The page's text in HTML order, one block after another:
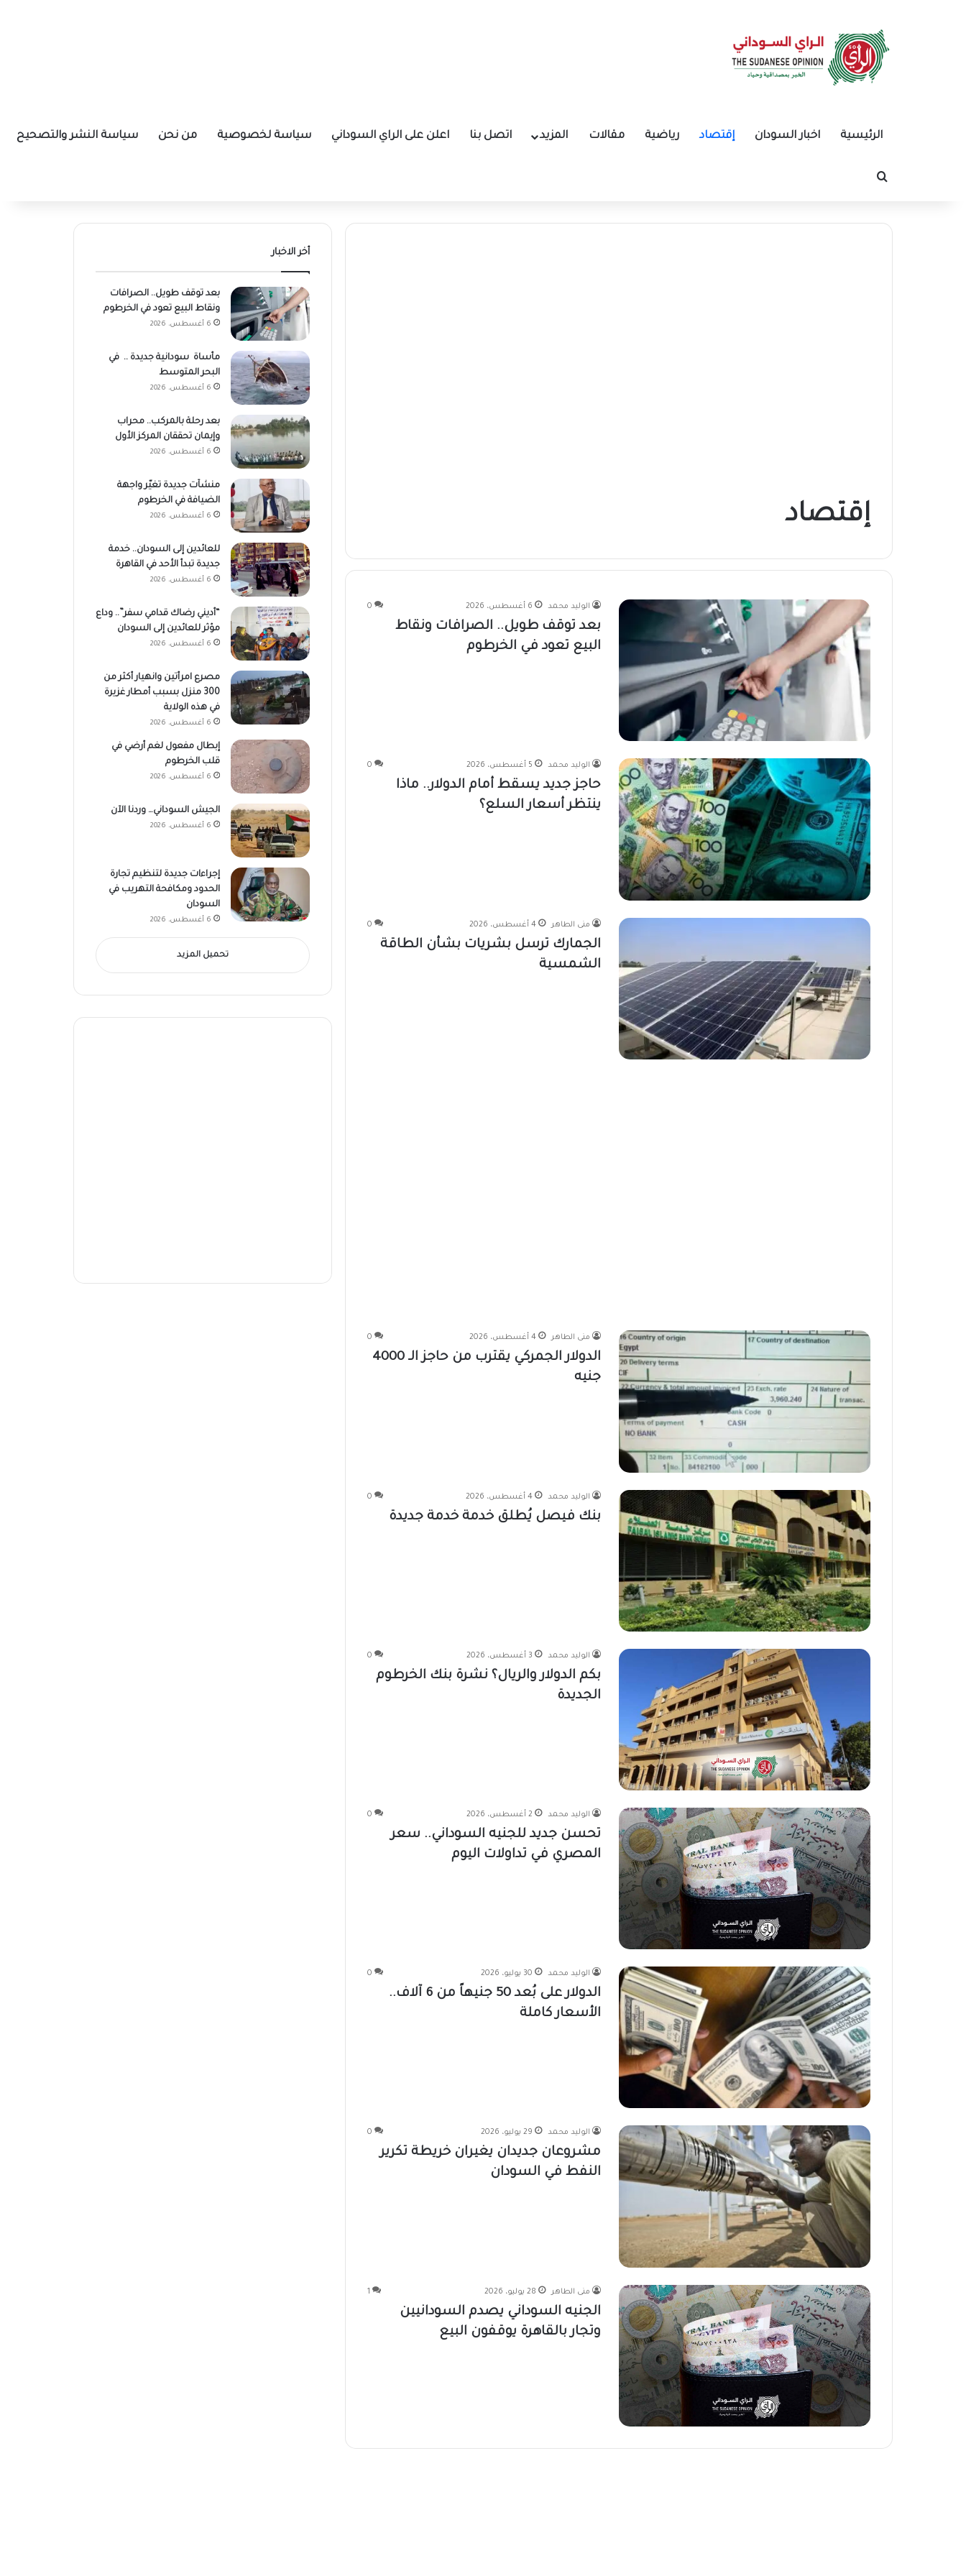
الرئيسية اخبار السودان إقتصاد رياضية مقالات المزيد اتصل بنا اعلن على الراي السوداني سياسة لخصوصية من نحن سياسة النشر والتصحيح
بحث عن
إقتصاد
الوليد محمد 6 أغسطس، 2026 0
بعد توقف طويل.. الصرافات ونقاط
البيع تعود في الخرطوم
الوليد محمد 5 أغسطس، 2026 0
حاجز جديد يسقط أمام الدولار.. ماذا
ينتظر أسعار السلع؟
منى الطاهر 4 أغسطس، 2026 0
الجمارك ترسل بشريات بشأن الطاقة
الشمسية
منى الطاهر 4 أغسطس، 2026 0
الدولار الجمركي يقترب من حاجز الـ 4000
جنيه
الوليد محمد 4 أغسطس، 2026 0
بنك فيصل يُطلق خدمة خدمة جديدة
الوليد محمد 3 أغسطس، 2026 0
بكم الدولار والريال؟ نشرة بنك الخرطوم
الجديدة
الوليد محمد 2 أغسطس، 2026 0
تحسن جديد للجنيه السوداني.. سعر
المصري في تداولات اليوم
الوليد محمد 30 يوليو، 2026 0
الدولار على بُعد 50 جنيهاً من 6 آلاف..
الأسعار كاملة
الوليد محمد 29 يوليو، 2026 0
مشروعان جديدان يغيران خريطة تكرير
النفط في السودان
منى الطاهر 28 يوليو، 2026 1
الجنيه السوداني يصدم السودانيين
وتجار بالقاهرة يوقفون البيع
أخر الاخبار
بعد توقف طويل.. الصرافات
ونقاط البيع تعود في الخرطوم
6 أغسطس، 2026
مأساة سودانية جديدة .. في
البحر المتوسط
6 أغسطس، 2026
بعد رحلة بالمركب.. محراب
وإيمان تحققان المركز الأول
6 أغسطس، 2026
منشآت جديدة تغيّر واجهة
الضيافة في الخرطوم
6 أغسطس، 2026
للعائدين إلى السودان.. خدمة
جديدة تبدأ الأحد في القاهرة
6 أغسطس، 2026
“أديني رضاك قدامي سفر”.. وداع
مؤثر للعائدين إلى السودان
6 أغسطس، 2026
مصرع امرأتين وانهيار أكثر من
300 منزل بسبب أمطار غزيرة
في هذه الولاية
6 أغسطس، 2026
إبطال مفعول لغم أرضي في
قلب الخرطوم
6 أغسطس، 2026
الجيش السوداني… وردنا الآن
6 أغسطس، 2026
إجراءات جديدة لتنظيم تجارة
الحدود ومكافحة التهريب في
السودان
6 أغسطس، 2026
تحميل المزيد